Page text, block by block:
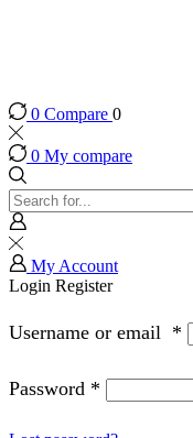
0 Compare 0
0 My compare
My Account
Login Register
Username or email *
Password *